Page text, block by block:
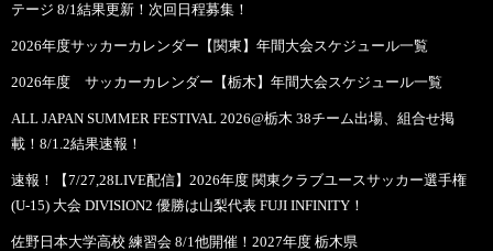
テージ 8/1結果更新！次回日程募集！
2026年度サッカーカレンダー【関東】年間大会スケジュール一覧
2026年度 サッカーカレンダー【栃木】年間大会スケジュール一覧
ALL JAPAN SUMMER FESTIVAL 2026@栃木 38チーム出場、組合せ掲
載！8/1.2結果速報！
速報！【7/27,28LIVE配信】2026年度 関東クラブユースサッカー選手権
(U-15) 大会 DIVISION2 優勝は山梨代表 FUJI INFINITY！
佐野日本大学高校 練習会 8/1他開催！2027年度 栃木県